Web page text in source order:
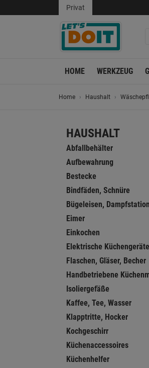
Privat
HOME WERKZEUG
Home Haushalt
HAUSHALT
Abfallbehälter
Aufbewahrung
Bestecke
Bindfäden, Schnüre
Bügeleisen,
Eimer
Einkochen
Elektrische Küchengeräte
Flaschen, Gläser, Becher
Handbetriebene
Isoliergefäße
Kaffee, Tee, Wasser
Klapptritte, Hocker
Kochgeschirr
Küchenaccessoires
Küchenhelfer